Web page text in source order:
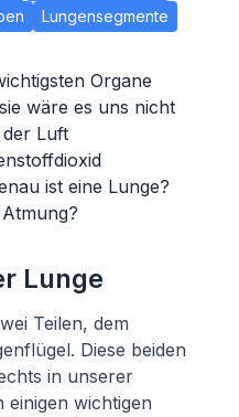
Lungensegmente
Organe
wäre es uns nicht
Luft
ist eine Lunge?
Lunge
Teilen, dem
Diese beiden
in unserer
wichtigen